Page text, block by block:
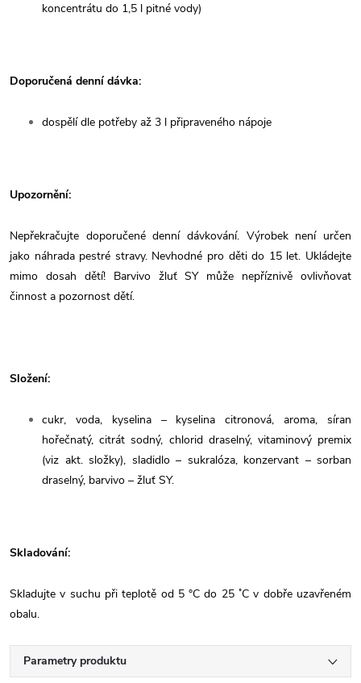
koncentrátu do 1,5 l pitné vody)
Doporučená denní dávka:
dospělí dle potřeby až 3 l připraveného nápoje
Upozornění:
Nepřekračujte doporučené denní dávkování. Výrobek není určen
jako náhrada pestré stravy. Nevhodné pro děti do 15 let. Ukládejte
mimo dosah dětí! Barvivo žluť SY může nepříznivě ovlivňovat
činnost a pozornost dětí.
Složení:
cukr, voda, kyselina – kyselina citronová, aroma, síran
hořečnatý, citrát sodný, chlorid draselný, vitaminový premix
(viz akt. složky), sladidlo – sukralóza, konzervant – sorban
draselný, barvivo – žluť SY.
Skladování:
Skladujte v suchu při teplotě od 5 °C do 25 ˚C v dobře uzavřeném
obalu.
Parametry produktu